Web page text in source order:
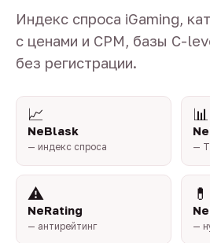
Индекс спроса iGaming,
с ценами и CPM, базы C-
без регистрации.
📈
NeBlask
— индекс спроса
📊
—
⚠️
NeRating
— антирейтинг
💊
—